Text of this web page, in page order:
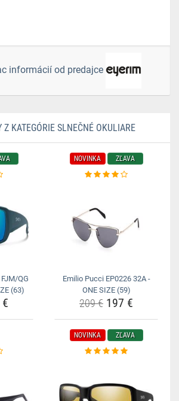
informácií od predajce
Z KATEGÓRIE SLNEČNÉ OKULIARE
QG
(63)
NOVINKA ZĽAVA
Emilio Pucci EP0226 32A -
ONE SIZE (59)
209 € 197 €
NOVINKA ZĽAVA